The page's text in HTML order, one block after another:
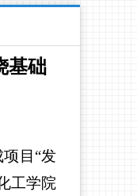
基础
目“发
工学院